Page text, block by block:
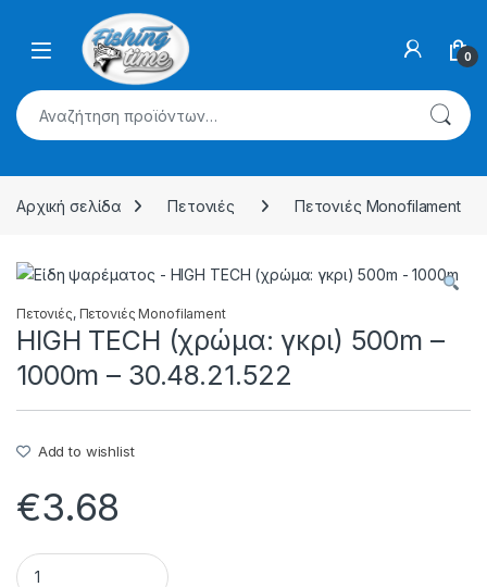
Skip to navigation
0
Αναζήτηση για:
Αρχική σελίδα Πετονιές Πετονιές Monofilament
Πετονιές, Πετονιές Monofilament
HIGH TECH (χρώμα: γκρι) 500m –
1000m – 30.48.21.522
Add to wishlist
€3.68
HIGH TECH (χρώμα: γκρι) 500m - 1000m - 30.48.21.522